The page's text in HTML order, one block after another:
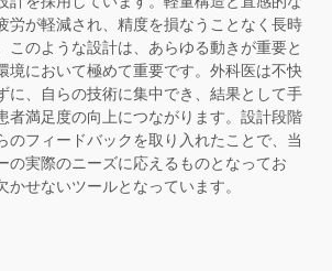
労が軽減され、精度を損なうことなく長時
このような設計は、あらゆる動きが重要と
境において極めて重要です。外科医は不快
に、自らの技術に集中でき、結果として手
者満足度の向上につながります。設計段階
のフィードバックを取り入れたことで、当
の実際のニーズに応えるものとなってお
かせないツールとなっています。